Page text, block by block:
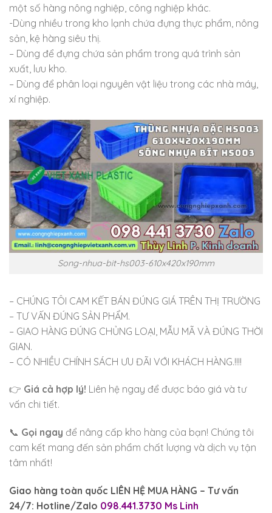
một số hàng nông nghiệp, công nghiệp khác.
-Dùng nhiều trong kho lạnh chứa đựng thực phẩm, nông
sản, kệ hàng siêu thị.
– Dùng để đựng chứa sản phẩm trong quá trình sản
xuất, lưu kho.
– Dùng để phân loại nguyên vật liệu trong các nhà máy,
xí nghiệp.
Song-nhua-bit-hs003-610x420x190mm
– CHÚNG TÔI CAM KẾT BÁN ĐÚNG GIÁ TRÊN THỊ TRƯỜNG
– TƯ VẤN ĐÚNG SẢN PHẨM.
– GIAO HÀNG ĐÚNG CHỦNG LOẠI, MẪU MÃ VÀ ĐÚNG THỜI
GIAN.
– CÓ NHIỀU CHÍNH SÁCH ƯU ĐÃI VỚI KHÁCH HÀNG.!!!!
👉 Giá cả hợp lý! Liên hệ ngay để được báo giá và tư
vấn chi tiết.
📞 Gọi ngay để nâng cấp kho hàng của bạn! Chúng tôi
cam kết mang đến sản phẩm chất lượng và dịch vụ tận
tâm nhất!
Giao hàng toàn quốc LIÊN HỆ MUA HÀNG – Tư vấn
24/7: Hotline/Zalo 098.441.3730 Ms Linh